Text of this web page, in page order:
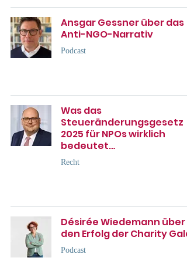
Ansgar Gessner über das
Anti-NGO-Narrativ
Podcast
Was das
Steueränderungsgesetz
2025 für NPOs wirklich
bedeutet…
Recht
Désirée Wiedemann über
den Erfolg der Charity Gala
Podcast